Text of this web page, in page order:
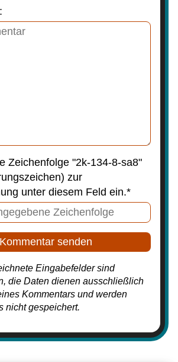
Zeichenfolge "2k-134-8-sa8"
zur
unter diesem Feld ein.*
Eingabefelder sind
die Daten dienen ausschließlich
Kommentars und werden
nicht gespeichert.